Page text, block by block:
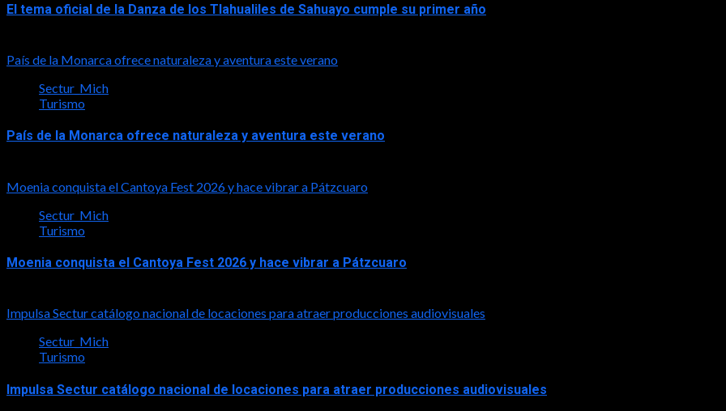
El tema oficial de la Danza de los Tlahualiles de Sahuayo cumple su primer año
País de la Monarca ofrece naturaleza y aventura este verano
Sectur_Mich
Turismo
País de la Monarca ofrece naturaleza y aventura este verano
Moenia conquista el Cantoya Fest 2026 y hace vibrar a Pátzcuaro
Sectur_Mich
Turismo
Moenia conquista el Cantoya Fest 2026 y hace vibrar a Pátzcuaro
Impulsa Sectur catálogo nacional de locaciones para atraer producciones audiovisuales
Sectur_Mich
Turismo
Impulsa Sectur catálogo nacional de locaciones para atraer producciones audiovisuales